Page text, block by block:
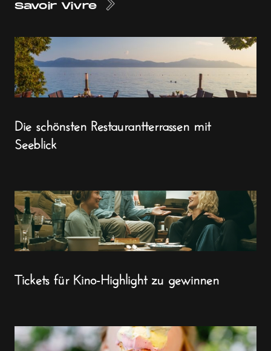
Savoir Vivre
Die schönsten Restaurantterrassen mit
Seeblick
Tickets für Kino-Highlight zu gewinnen